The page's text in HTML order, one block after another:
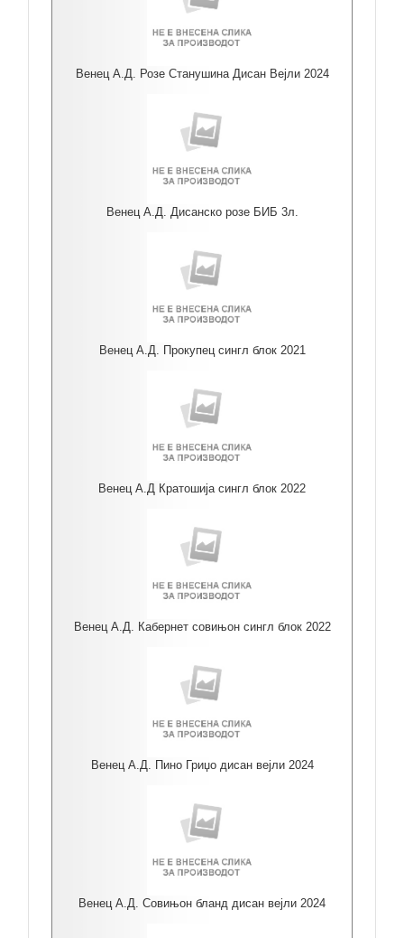
Венец А.Д. Розе Станушина Дисан Вејли 2024
Венец А.Д. Дисанско розе БИБ 3л.
Венец А.Д. Прокупец сингл блок 2021
Венец А.Д Кратошија сингл блок 2022
Венец А.Д. Кабернет совињон сингл блок 2022
Венец А.Д. Пино Гриџо дисан вејли 2024
Венец А.Д. Совињон бланд дисан вејли 2024